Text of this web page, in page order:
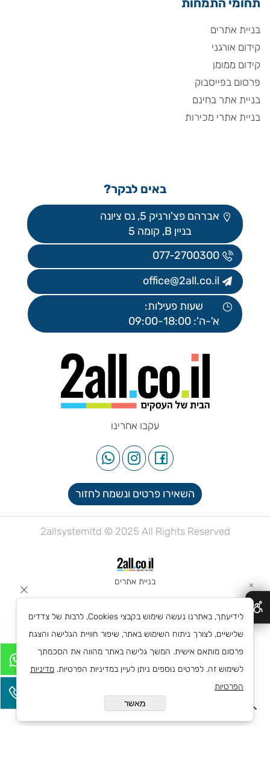
תחומי התמחות
בניית אתרים
קידום אורגני
קידום ממומן
פרסום בפייסבוק
בניית אתר בחינם
בניית אתרי מכירות
באים לבקר?
אברהם פצ'ורניק 5, נס ציונה
בניין B, קומה 5
077-2700300
office@2all.co.il
שעות פעילות:
א'-ה': 09:00-18:00
עקבו אחרינו
השאירו פרטים ונשמח לחזור
2allsystemltd © 2025 All Rights Reserved
בניית אתרים ✕
לידיעתך, באתרנו נעשה שימוש בקבצי Cookies, לרבות של צדדים
שלישיים, לצורך ניתוח השימוש באתר, שיפור חוויית הגלישה והצגת
פרסום מותאם אישית. המשך גלישה באתר מהווה את הסכמתך
לשימוש זה. לפרטים נוספים ניתן לעיין במדיניות הפרטיות. מדיניות
הפרטיות
מאשר